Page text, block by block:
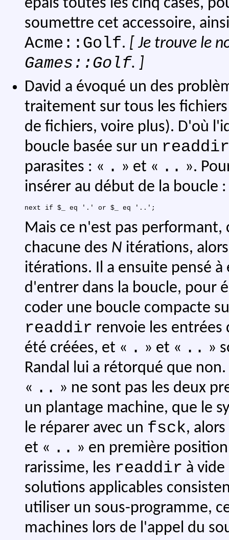
épais toutes les cinq cases,
soumettre cet accessoire,
Acme::Golf. [ Je trouve le
Games::Golf. ]
David a évoqué un des
traitement sur tous les
de fichiers, voire plus). D'où
boucle basée sur un readdir
parasites : « . » et « .. ».
insérer au début de la boucle :
Mais ce n'est pas
chacune des N itérations,
itérations. Il a ensuite pensé
d'entrer dans la boucle, pour
coder une boucle compacte
readdir renvoie les
été créées, et « . » et « .. »
Randal lui a rétorqué que
« .. » ne sont pas les deux
un plantage machine, que le
le réparer avec un fsck,
et « .. » en première
rarissime, les readdir à
solutions applicables
utiliser un sous-programme,
machines lors de l'appel du